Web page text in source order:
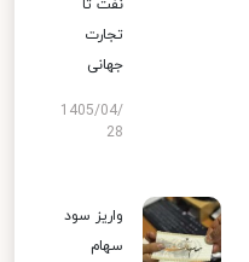
نفت تا
تجارت
جهانی
1405/04/
28
واریز سود
سهام